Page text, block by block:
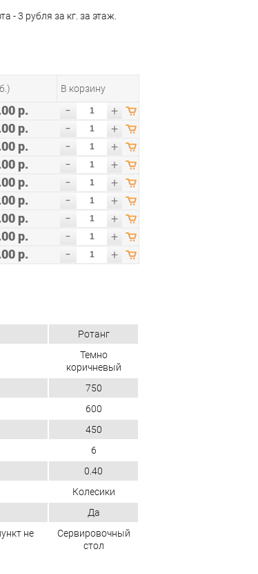
- 3 рубля за кг. за этаж.
В корзину
р. - +
р. - +
р. - +
р. - +
р. - +
р. - +
р. - +
р. - +
р. - +
Ротанг
Темно
коричневый
750
600
450
6
0.40
Колесики
Да
не
Сервировочный
стол